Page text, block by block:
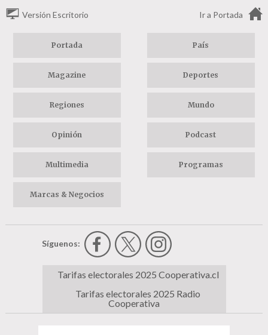
Versión Escritorio Ir a Portada
Portada País
Magazine Deportes
Regiones Mundo
Opinión Podcast
Multimedia Programas
Marcas & Negocios
Síguenos:
Tarifas electorales 2025 Cooperativa.cl
Tarifas electorales 2025 Radio
Cooperativa